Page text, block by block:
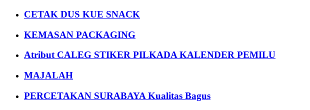
CETAK DUS KUE SNACK
KEMASAN PACKAGING
Atribut CALEG STIKER PILKADA KALENDER PEMILU
MAJALAH
PERCETAKAN SURABAYA Kualitas Bagus